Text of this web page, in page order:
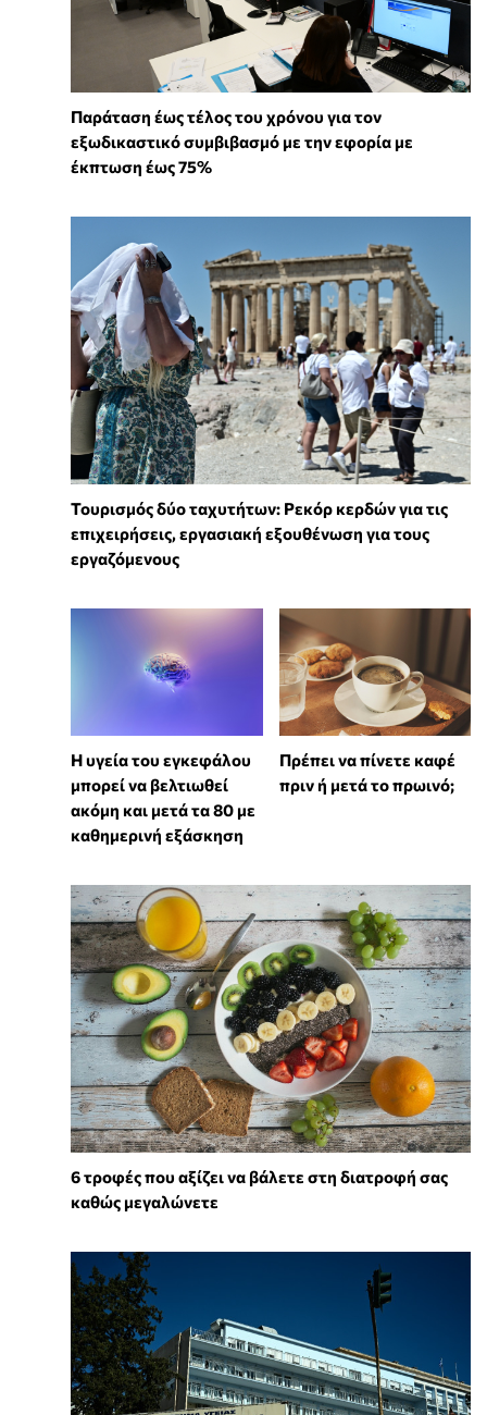
Παράταση έως τέλος του χρόνου για τον
εξωδικαστικό συμβιβασμό με την εφορία με
έκπτωση έως 75%
Τουρισμός δύο ταχυτήτων: Ρεκόρ κερδών για τις
επιχειρήσεις, εργασιακή εξουθένωση για τους
εργαζόμενους
Η υγεία του εγκεφάλου
μπορεί να βελτιωθεί
ακόμη και μετά τα 80 με
καθημερινή εξάσκηση
Πρέπει να πίνετε καφέ
πριν ή μετά το πρωινό;
6 τροφές που αξίζει να βάλετε στη διατροφή σας
καθώς μεγαλώνετε